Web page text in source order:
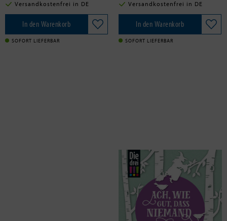
Versandkostenfrei in DE
In den Warenkorb
SOFORT LIEFERBAR
Versandkostenfrei in DE
In den Warenkorb
SOFORT LIEFERBAR